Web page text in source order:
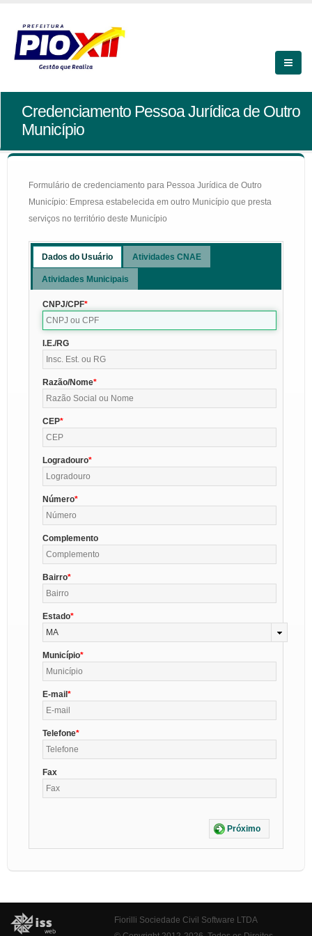
Credenciamento Pessoa Jurídica de Outro
Município
Formulário de credenciamento para Pessoa Jurídica de Outro
Município: Empresa estabelecida em outro Município que presta
serviços no território deste Município
Dados do Usuário Atividades CNAE
Atividades Municipais
CNPJ/CPF
I.E./RG
Razão/Nome
CEP
Logradouro
Número
Complemento
Bairro
Estado
MA
Município
E-mail
Telefone
Fax
Próximo
Fiorilli Sociedade Civil Software LTDA